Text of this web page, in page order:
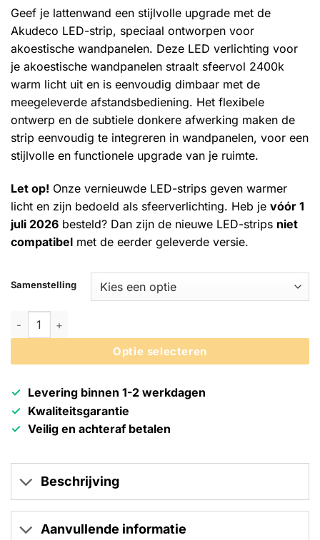
klantbeoordelingen
€159.00
Geef je lattenwand een stijlvolle upgrade met de
Akudeco LED-strip, speciaal ontworpen voor
akoestische wandpanelen. Deze LED verlichting voor
je akoestische wandpanelen straalt sfeervol 2400k
warm licht uit en is eenvoudig dimbaar met de
meegeleverde afstandsbediening. Het flexibele
ontwerp en de subtiele donkere afwerking maken de
strip eenvoudig te integreren in wandpanelen, voor een
stijlvolle en functionele upgrade van je ruimte.
Let op! Onze vernieuwde LED-strips geven warmer
licht en zijn bedoeld als sfeerverlichting. Heb je vóór 1
juli 2026 besteld? Dan zijn de nieuwe LED-strips niet
compatibel met de eerder geleverde versie.
Samenstelling
Akudeco - LED-strip sfeerverlichting voor akoestische
Optie selecteren
Levering binnen 1-2 werkdagen
Kwaliteitsgarantie
Veilig en achteraf betalen
Beschrijving
Aanvullende informatie